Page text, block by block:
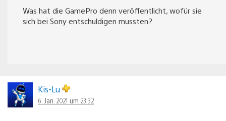
Was hat die GamePro denn veröffentlicht, wofür sie
sich bei Sony entschuldigen mussten?
Kis-Lu
6. Jan. 2021 um 23:32